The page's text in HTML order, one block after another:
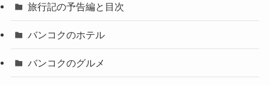
旅行記の予告編と目次
バンコクのホテル
バンコクのグルメ